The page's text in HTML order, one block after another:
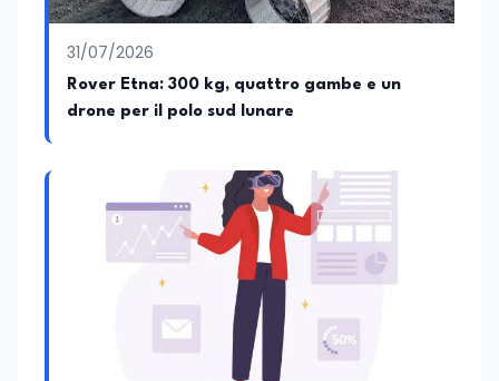
31/07/2026
Rover Etna: 300 kg, quattro gambe e un
drone per il polo sud lunare